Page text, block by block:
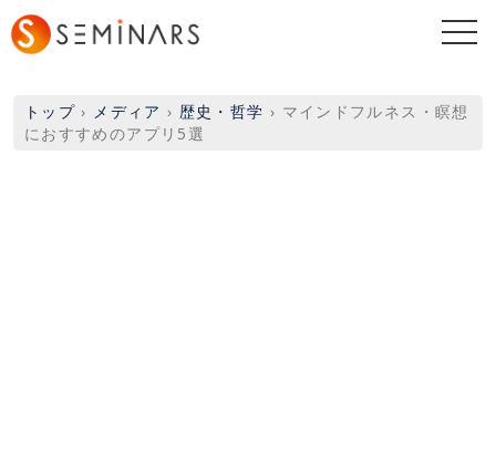
トップ › メディア › 歴史・哲学 › マインドフルネス・瞑想
におすすめのアプリ5選